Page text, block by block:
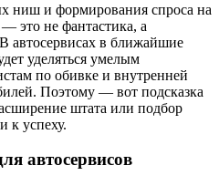
ниш и формирования спроса на
это не фантастика, а
автосервисах в ближайшие
уделяться умелым
по обивке и внутренней
Поэтому — вот подсказка
штата или подбор
к успеху.
автосервисов